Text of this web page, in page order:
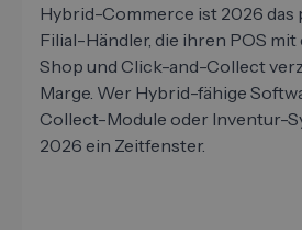
Hybrid-Commerce ist 2026 das
Filial-Händler, die ihren POS
Shop und Click-and-Collect
Marge. Wer Hybrid-fähige
Collect-Module oder Inventur-
2026 ein Zeitfenster.